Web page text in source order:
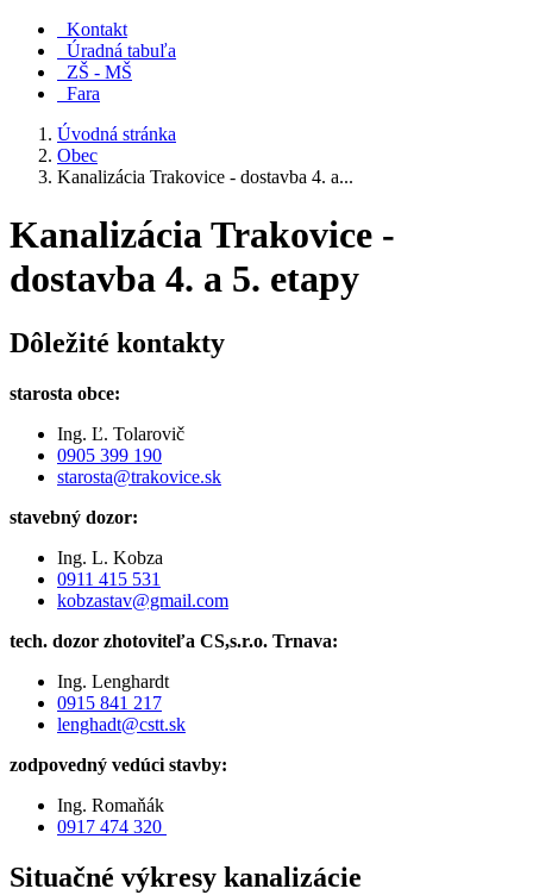
Kontakt
Úradná tabuľa
ZŠ - MŠ
Fara
Úvodná stránka
Obec
Kanalizácia Trakovice - dostavba 4. a...
Kanalizácia Trakovice -
dostavba 4. a 5. etapy
Dôležité kontakty
starosta obce:
Ing. Ľ. Tolarovič
0905 399 190
starosta@trakovice.sk
stavebný dozor:
Ing. L. Kobza
0911 415 531
kobzastav@gmail.com
tech. dozor zhotoviteľa CS,s.r.o. Trnava:
Ing. Lenghardt
0915 841 217
lenghadt@cstt.sk
zodpovedný vedúci stavby:
Ing. Romaňák
0917 474 320
Situačné výkresy kanalizácie